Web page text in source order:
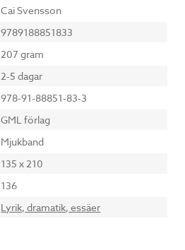
Cai Svensson
9789188851833
207 gram
2-5 dagar
978-91-88851-83-3
GML förlag
Mjukband
135 x 210
136
Lyrik, dramatik, essäer